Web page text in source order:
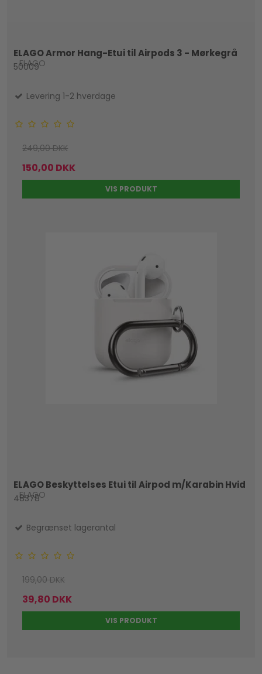
ELAGO Armor Hang-Etui til Airpods 3 - Mørkegrå
ELAGO
50009
Levering 1-2 hverdage
249,00 DKK
150,00 DKK
VIS PRODUKT
ELAGO Beskyttelses Etui til Airpod m/Karabin Hvid
ELAGO
48378
Begrænset lagerantal
199,00 DKK
39,80 DKK
VIS PRODUKT